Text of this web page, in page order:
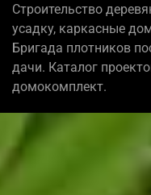
Строительство
усадку, каркасные
Бригада плотников
дачи. Каталог
домокомплект.